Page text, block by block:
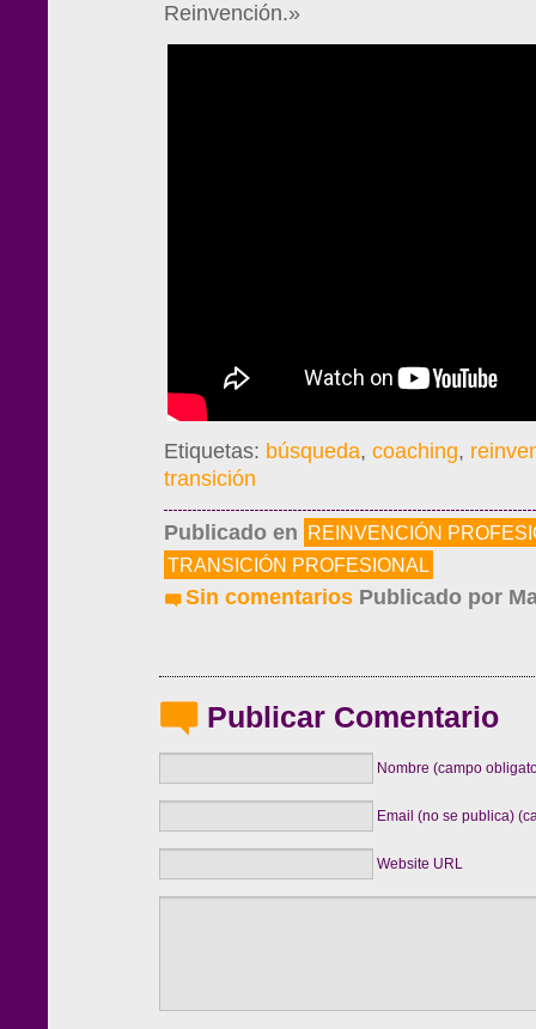
Reinvención.»
Etiquetas: búsqueda, coaching,
transición
Publicado en REINVENCIÓN
TRANSICIÓN PROFESIONAL
Sin comentarios Publicado por
Publicar Comentario
Nombre (campo
Email (no se publica)
Website URL